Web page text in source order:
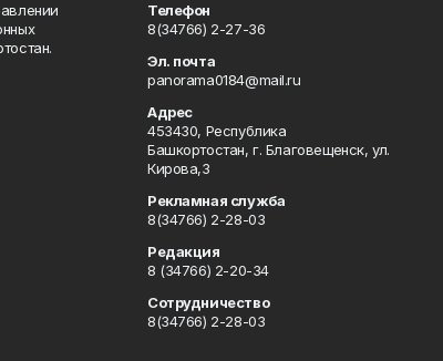
Телефон
8(34766) 2-27-36
Эл. почта
panorama0184@mail.ru
Адрес
453430, Республика
Башкортостан, г. Благовещенск, ул.
Кирова,3
Рекламная служба
8(34766) 2-28-03
Редакция
8 (34766) 2-20-34
Сотрудничество
8(34766) 2-28-03